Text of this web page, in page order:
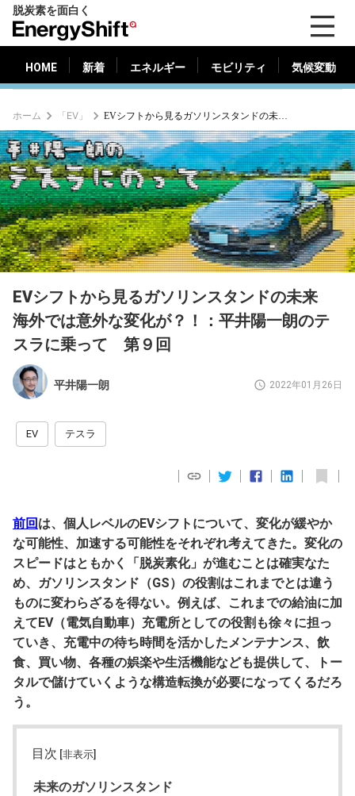
脱炭素を面白く
ナ
ジ
ー
フ
ト）
HOME 新着 エネルギー モビリティ 気候変動
新着 エネルギー 気候変動
ホーム 「EV」 EVシフトから見るガソリンスタンドの未来 海外では意外な変化が？！：平井陽一朗のテスラに乗って 第９回
EVシフトから見るガソリンスタンドの未来
海外では意外な変化が？！：平井陽一朗のテ
スラに乗って 第９回
平井陽一朗 2022年01月26日
EV テスラ
前回 は、個人レベルのEVシフトについて、変化が緩やか
な可能性、加速する可能性をそれぞれ考えてきた。変化の
スピードはともかく「脱炭素化」が進むことは確実なた
め、ガソリンスタンド（GS）の役割はこれまでとは違う
ものに変わらざるを得ない。例えば、これまでの給油に加
えてEV（電気自動車）充電所としての役割も徐々に担っ
ていき、充電中の待ち時間を活かしたメンテナンス、飲
食、買い物、各種の娯楽や生活機能なども提供して、トー
タルで儲けていくような構造転換が必要になってくるだろ
う。
目次 [非表示]
未来のガソリンスタンド